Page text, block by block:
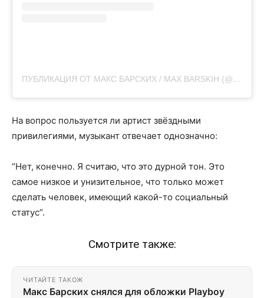
ПУБЛИКАЦИЯ ОТ МАКС БАРСКИХ / MAX BARSKIH (@MAX_BARSKIH)
На вопрос пользуется ли артист звёздными
привилегиями, музыкант отвечает однозначно:
“Нет, конечно. Я считаю, что это дурной тон. Это
самое низкое и унизительное, что только может
сделать человек, имеющий какой-то социальный
статус”.
Смотрите также:
ЧИТАЙТЕ ТАКОЖ
Макс Барских снялся для обложки Playboy